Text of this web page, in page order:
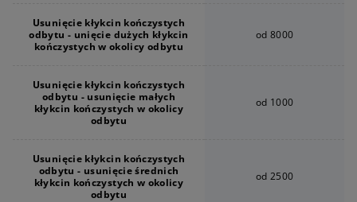
Usunięcie kłykcin kończystych
odbytu - unięcie dużych kłykcin
kończystych w okolicy odbytu
od 8000
Usunięcie kłykcin kończystych
odbytu - usunięcie małych
kłykcin kończystych w okolicy
odbytu
od 1000
Usunięcie kłykcin kończystych
odbytu - usunięcie średnich
kłykcin kończystych w okolicy
odbytu
od 2500